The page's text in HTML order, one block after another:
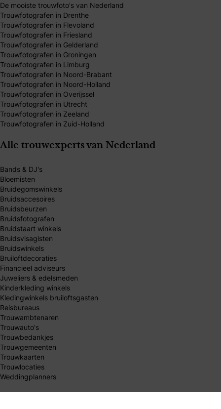
De mooiste trouwfoto's van Nederland
Trouwfotografen in Drenthe
Trouwfotografen in Flevoland
Trouwfotografen in Friesland
Trouwfotografen in Gelderland
Trouwfotografen in Groningen
Trouwfotografen in Limburg
Trouwfotografen in Noord-Brabant
Trouwfotografen in Noord-Holland
Trouwfotografen in Overijssel
Trouwfotografen in Utrecht
Trouwfotografen in Zeeland
Trouwfotografen in Zuid-Holland
Alle trouwexperts van Nederland
Bands & DJ's
Bloemisten
Bruidegomswinkels
Bruidsaccesoires
Bruidsbeurzen
Bruidsfotografen
Bruidstaart winkels
Bruidsvisagisten
Bruidswinkels
Bruiloftdecoraties
Financieel adviseurs
Juweliers & edelsmeden
Kinderkleding winkels
Kledingwinkels bruiloftsgasten
Reisbureaus
Trouwambtenaren
Trouwauto's
Trouwbedankjes
Trouwgemeenten
Trouwkaarten
Trouwlocaties
Weddingplanners